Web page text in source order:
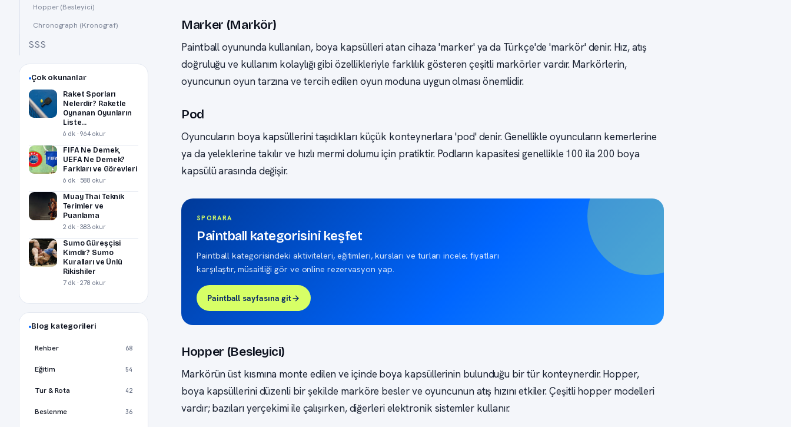
Hopper (Besleyici)
Chronograph (Kronograf)
SSS
Çok okunanlar
Raket Sporları
Nelerdir? Raketle
Oynanan Oyunların
Liste...
6 dk · 964 okur
FIFA Ne Demek,
UEFA Ne Demek?
Farkları ve Görevleri
6 dk · 588 okur
Muay Thai Teknik
Terimler ve
Puanlama
2 dk · 383 okur
Sumo Güreşçisi
Kimdir? Sumo
Kuralları ve Ünlü
Rikishiler
7 dk · 278 okur
Blog kategorileri
Rehber 68
Eğitim 54
Tur & Rota 42
Beslenme 36
Marker (Markör)
Paintball oyununda kullanılan, boya kapsülleri atan cihaza 'marker' ya da Türkçe'de 'markör' denir. Hız, atış
doğruluğu ve kullanım kolaylığı gibi özellikleriyle farklılık gösteren çeşitli markörler vardır. Markörlerin,
oyuncunun oyun tarzına ve tercih edilen oyun moduna uygun olması önemlidir.
Pod
Oyuncuların boya kapsüllerini taşıdıkları küçük konteynerlara 'pod' denir. Genellikle oyuncuların kemerlerine
ya da yeleklerine takılır ve hızlı mermi dolumu için pratiktir. Podların kapasitesi genellikle 100 ila 200 boya
kapsülü arasında değişir.
SPORARA
Paintball kategorisini keşfet
Paintball kategorisindeki aktiviteleri, eğitimleri, kursları ve turları incele; fiyatları
karşılaştır, müsaitliği gör ve online rezervasyon yap.
Paintball sayfasına git
Hopper (Besleyici)
Markörün üst kısmına monte edilen ve içinde boya kapsüllerinin bulunduğu bir tür konteynerdir. Hopper,
boya kapsüllerini düzenli bir şekilde marköre besler ve oyuncunun atış hızını etkiler. Çeşitli hopper modelleri
vardır; bazıları yerçekimi ile çalışırken, diğerleri elektronik sistemler kullanır.